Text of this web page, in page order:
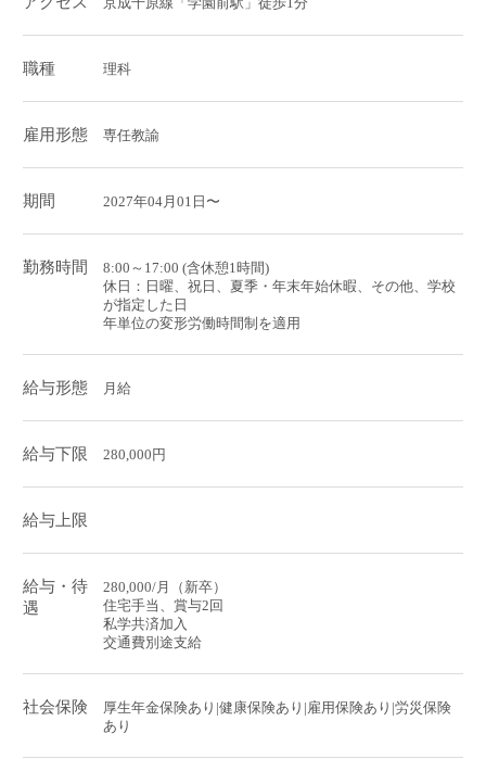
職種 理科
雇用形態 専任教諭
期間 2027年04月01日〜
勤務時間
8:00～17:00 (含休憩1時間)
休日：日曜、祝日、夏季・年末年始休暇、その他、学校
が指定した日
年単位の変形労働時間制を適用
給与形態 月給
給与下限 280,000円
給与上限
給与・待
遇
280,000/月（新卒）
住宅手当、賞与2回
私学共済加入
交通費別途支給
社会保険
厚生年金保険あり|健康保険あり|雇用保険あり|労災保険
あり